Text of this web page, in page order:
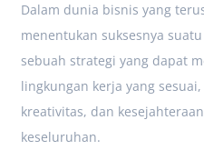
Dalam dunia bisnis yang
menentukan suksesnya
sebuah strategi yang dapat
lingkungan kerja yang
kreativitas, dan
keseluruhan.